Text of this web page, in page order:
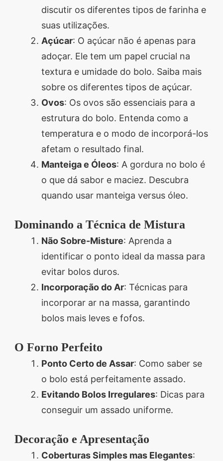
discutir os diferentes tipos de farinha e
suas utilizações.
Açúcar: O açúcar não é apenas para
adoçar. Ele tem um papel crucial na
textura e umidade do bolo. Saiba mais
sobre os diferentes tipos de açúcar.
Ovos: Os ovos são essenciais para a
estrutura do bolo. Entenda como a
temperatura e o modo de incorporá-los
afetam o resultado final.
Manteiga e Óleos: A gordura no bolo é
o que dá sabor e maciez. Descubra
quando usar manteiga versus óleo.
Dominando a Técnica de Mistura
Não Sobre-Misture: Aprenda a
identificar o ponto ideal da massa para
evitar bolos duros.
Incorporação do Ar: Técnicas para
incorporar ar na massa, garantindo
bolos mais leves e fofos.
O Forno Perfeito
Ponto Certo de Assar: Como saber se
o bolo está perfeitamente assado.
Evitando Bolos Irregulares: Dicas para
conseguir um assado uniforme.
Decoração e Apresentação
Coberturas Simples mas Elegantes: